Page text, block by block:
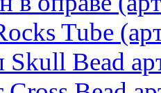
Tube
Skull Bead